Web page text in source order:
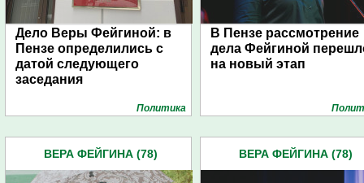
Дело Веры Фейгиной: в
Пензе определились с
датой следующего
заседания
Политика
В Пензе рассмотрение
дела Фейгиной
на новый этап
ВЕРА ФЕЙГИНА (78) ВЕРА ФЕЙГИНА (78)